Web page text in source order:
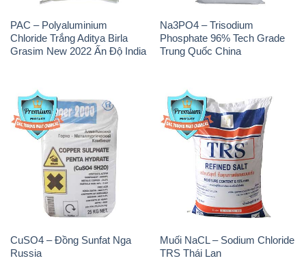
PAC – Polyaluminium
Chloride Trắng Aditya Birla
Grasim New 2022 Ấn Độ India
Na3PO4 – Trisodium
Phosphate 96% Tech Grade
Trung Quốc China
CuSO4 – Đồng Sunfat Nga
Russia
Muối NaCL – Sodium Chloride
TRS Thái Lan